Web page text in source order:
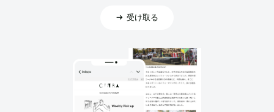
受け取る